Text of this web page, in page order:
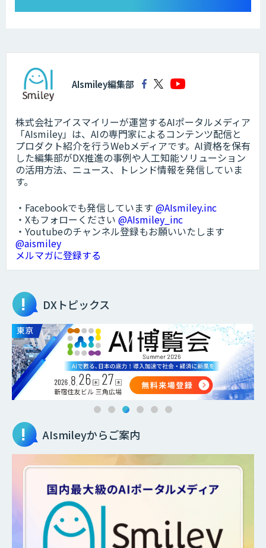
AIsmiley編集部
株式会社アイスマイリーが運営するAIポータルメディア
「AIsmiley」は、AIの専門家によるコンテンツ配信と
プロダクト紹介を行うWebメディアです。AI資格を保有
した編集部がDX推進の事例や人工知能ソリューション
の活用方法、ニュース、トレンド情報を発信していま
す。
・Facebookでも発信しています @AIsmiley.inc
・Xもフォローください @AIsmiley_inc
・Youtubeのチャンネル登録もお願いいたします
@aismiley
メルマガに登録する
DXトピックス
AIsmileyからご案内